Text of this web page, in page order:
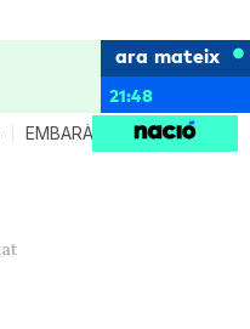
ara mateix
21:48
EMBARÀS CRIANÇA